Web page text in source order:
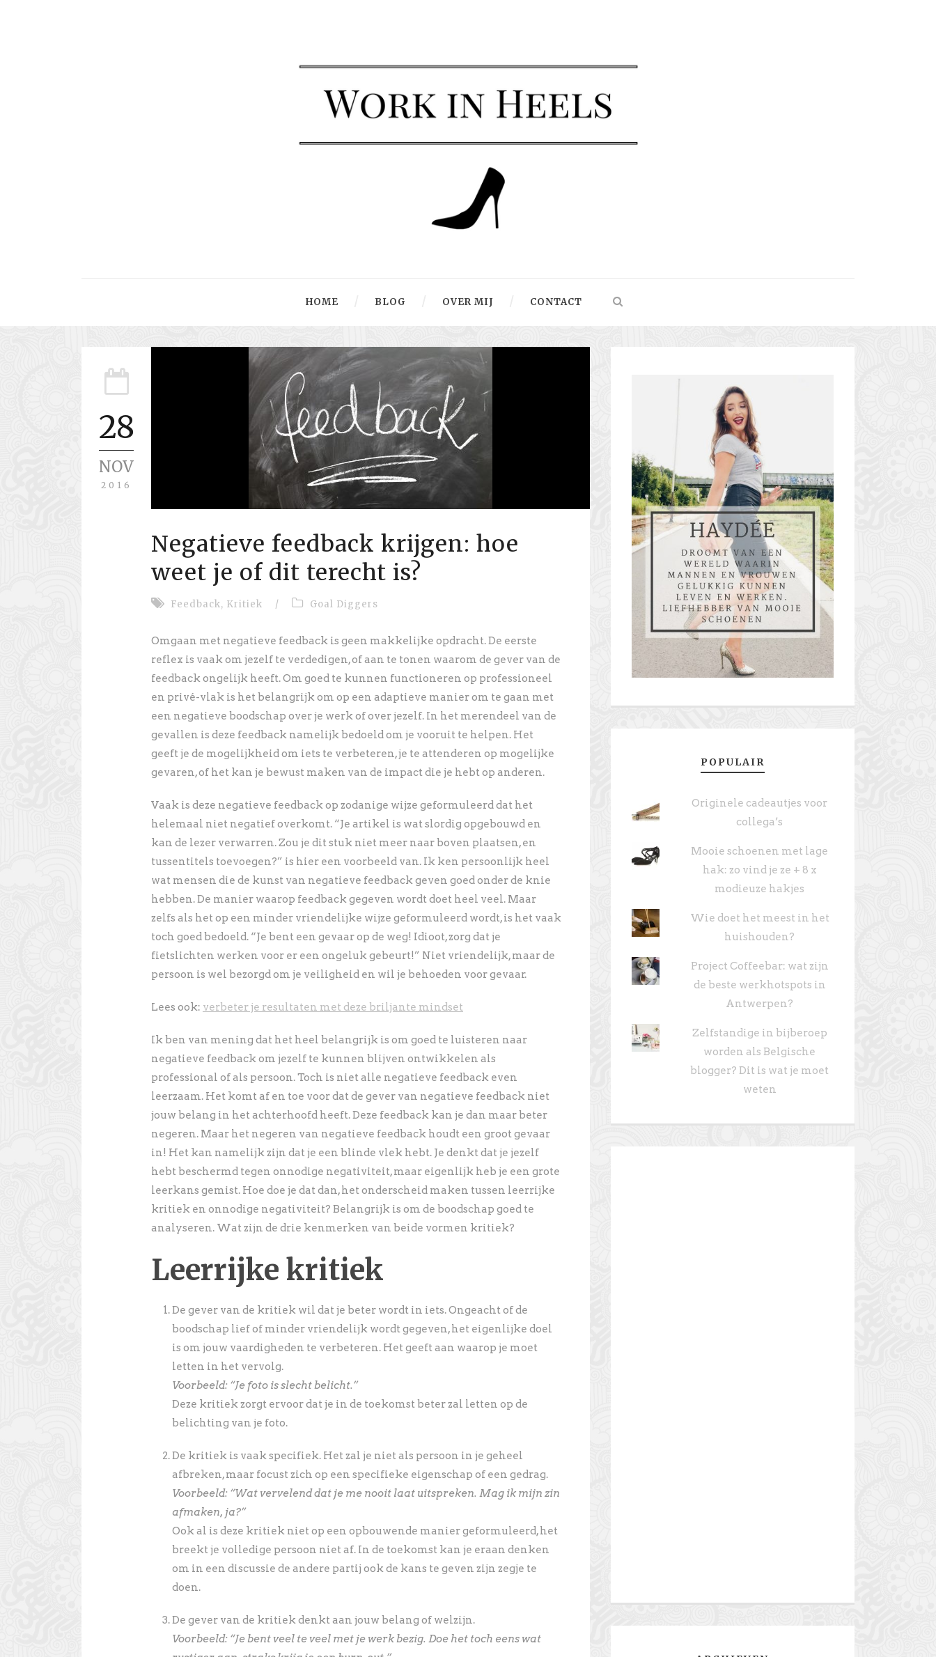
HOME BLOG OVER MIJ CONTACT
28
NOV
2016
Negatieve feedback krijgen: hoe
weet je of dit terecht is?
Feedback, Kritiek / Goal Diggers
Omgaan met negatieve feedback is geen makkelijke opdracht. De eerste
reflex is vaak om jezelf te verdedigen, of aan te tonen waarom de gever van de
feedback ongelijk heeft. Om goed te kunnen functioneren op professioneel
en privé-vlak is het belangrijk om op een adaptieve manier om te gaan met
een negatieve boodschap over je werk of over jezelf. In het merendeel van de
gevallen is deze feedback namelijk bedoeld om je vooruit te helpen. Het
geeft je de mogelijkheid om iets te verbeteren, je te attenderen op mogelijke
gevaren, of het kan je bewust maken van de impact die je hebt op anderen.
Vaak is deze negatieve feedback op zodanige wijze geformuleerd dat het
helemaal niet negatief overkomt. “Je artikel is wat slordig opgebouwd en
kan de lezer verwarren. Zou je dit stuk niet meer naar boven plaatsen, en
tussentitels toevoegen?” is hier een voorbeeld van. Ik ken persoonlijk heel
wat mensen die de kunst van negatieve feedback geven goed onder de knie
hebben. De manier waarop feedback gegeven wordt doet heel veel. Maar
zelfs als het op een minder vriendelijke wijze geformuleerd wordt, is het vaak
toch goed bedoeld. “Je bent een gevaar op de weg! Idioot, zorg dat je
fietslichten werken voor er een ongeluk gebeurt!” Niet vriendelijk, maar de
persoon is wel bezorgd om je veiligheid en wil je behoeden voor gevaar.
Lees ook: verbeter je resultaten met deze briljante mindset
Ik ben van mening dat het heel belangrijk is om goed te luisteren naar
negatieve feedback om jezelf te kunnen blijven ontwikkelen als
professional of als persoon. Toch is niet alle negatieve feedback even
leerzaam. Het komt af en toe voor dat de gever van negatieve feedback niet
jouw belang in het achterhoofd heeft. Deze feedback kan je dan maar beter
negeren. Maar het negeren van negatieve feedback houdt een groot gevaar
in! Het kan namelijk zijn dat je een blinde vlek hebt. Je denkt dat je jezelf
hebt beschermd tegen onnodige negativiteit, maar eigenlijk heb je een grote
leerkans gemist. Hoe doe je dat dan, het onderscheid maken tussen leerrijke
kritiek en onnodige negativiteit? Belangrijk is om de boodschap goed te
analyseren. Wat zijn de drie kenmerken van beide vormen kritiek?
Leerrijke kritiek
De gever van de kritiek wil dat je beter wordt in iets. Ongeacht of de
boodschap lief of minder vriendelijk wordt gegeven, het eigenlijke doel
is om jouw vaardigheden te verbeteren. Het geeft aan waarop je moet
letten in het vervolg.
Voorbeeld: “Je foto is slecht belicht.”
Deze kritiek zorgt ervoor dat je in de toekomst beter zal letten op de
belichting van je foto.
De kritiek is vaak specifiek. Het zal je niet als persoon in je geheel
afbreken, maar focust zich op een specifieke eigenschap of een gedrag.
Voorbeeld: “Wat vervelend dat je me nooit laat uitspreken. Mag ik mijn zin
afmaken, ja?”
Ook al is deze kritiek niet op een opbouwende manier geformuleerd, het
breekt je volledige persoon niet af. In de toekomst kan je eraan denken
om in een discussie de andere partij ook de kans te geven zijn zegje te
doen.
De gever van de kritiek denkt aan jouw belang of welzijn.
Voorbeeld: “Je bent veel te veel met je werk bezig. Doe het toch eens wat
POPULAIR
Originele cadeautjes voor
collega’s
Mooie schoenen met lage
hak: zo vind je ze + 8 x
modieuze hakjes
Wie doet het meest in het
huishouden?
Project Coffeebar: wat zijn
de beste werkhotspots in
Antwerpen?
Zelfstandige in bijberoep
worden als Belgische
blogger? Dit is wat je moet
weten